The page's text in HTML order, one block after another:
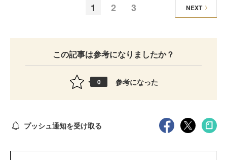
1 2 3 NEXT
この記事は参考になりましたか？
0 参考になった
プッシュ通知を受け取る